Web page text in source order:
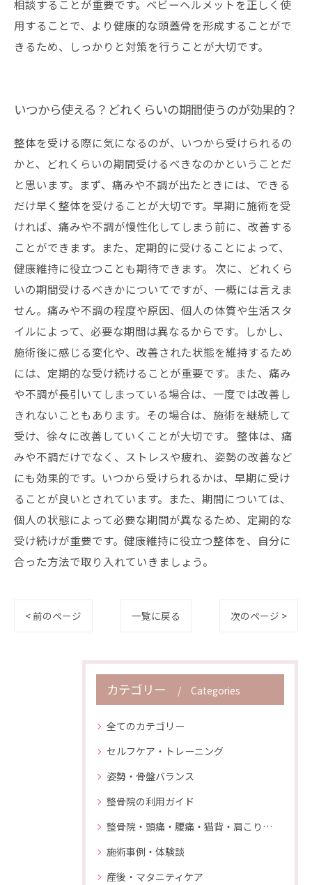
相談することが重要です。ベビーヘルメットを正しく使
用することで、より健康的な頭蓋骨を形成することがで
きるため、しっかりと対策を行うことが大切です。
いつから使える？どれくらいの期間使うのが効果的？
整体を受ける際に気になるのが、いつから受けられるの
かと、どれくらいの期間受けるべきなのかということだ
と思います。まず、痛みや不調が出たときには、できる
だけ早く整体を受けることが大切です。早期に施術を受
ければ、痛みや不調が慢性化してしまう前に、改善する
ことができます。また、定期的に受けることによって、
健康維持に役立つことも期待できます。 次に、どれくら
いの期間受けるべきかについてですが、一概には言えま
せん。痛みや不調の程度や原因、個人の体質や生活スタ
イルによって、必要な期間は異なるからです。しかし、
施術後に感じる変化や、改善された状態を維持するため
には、定期的な受け続けることが重要です。また、痛み
や不調が長引いてしまっている場合は、一度では改善し
きれないこともあります。その場合は、施術を継続して
受け、徐々に改善していくことが大切です。 整体は、痛
みや不調だけでなく、ストレスや疲れ、姿勢の改善など
にも効果的です。いつから受けられるかは、早期に受け
ることが良いとされています。また、期間については、
個人の状態によって必要な期間が異なるため、定期的な
受け続けが重要です。健康維持に役立つ整体を、自分に
合った方法で取り入れていきましょう。
< 前のページ 一覧に戻る 次のページ >
カテゴリー Categories
全てのカテゴリー
セルフケア・トレーニング
姿勢・骨盤バランス
整骨院の利用ガイド
整骨院・頭痛・腰痛・猫背・肩こり・膝の痛み
施術事例・体験談
産後・マタニティケア